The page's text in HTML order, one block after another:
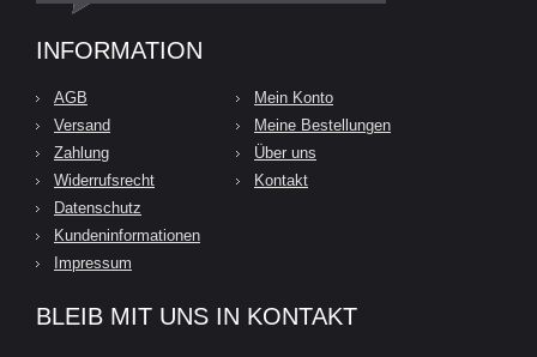
INFORMATION
AGB
Versand
Zahlung
Widerrufsrecht
Datenschutz
Kundeninformationen
Impressum
Mein Konto
Meine Bestellungen
Über uns
Kontakt
BLEIB MIT UNS IN KONTAKT